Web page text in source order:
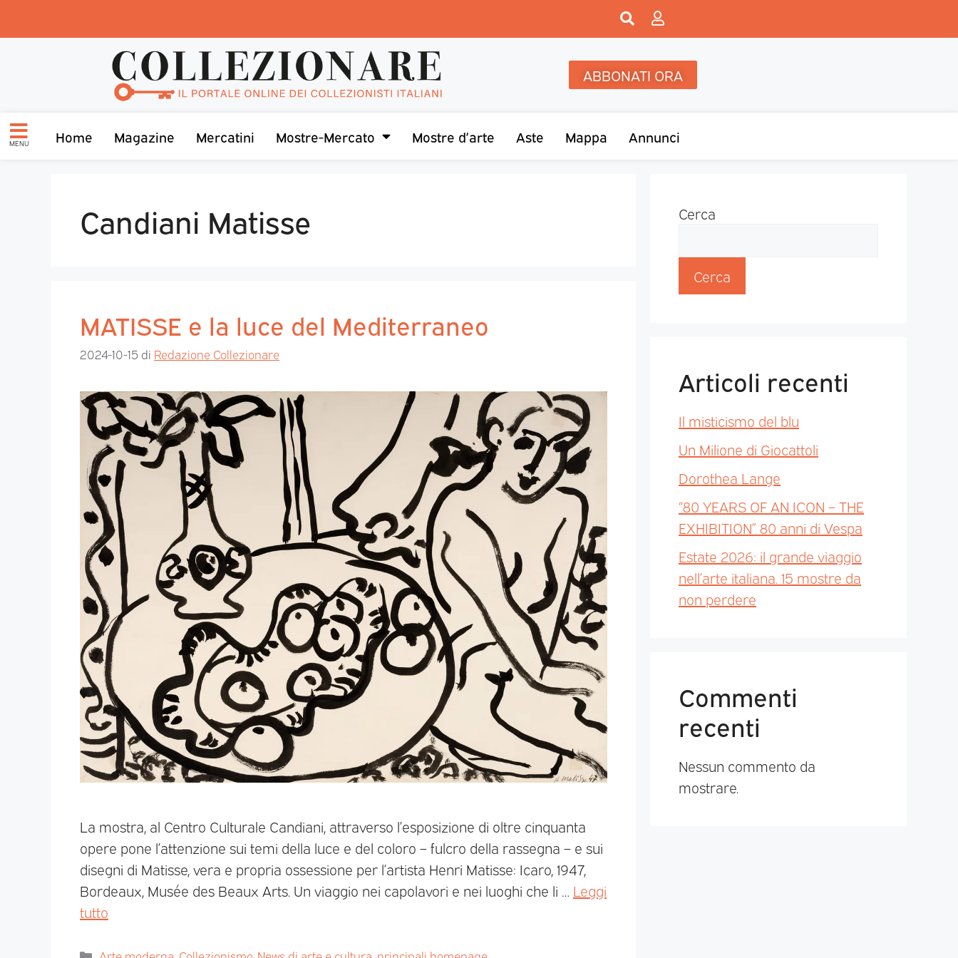
ABBONATI ORA
MENU Home Magazine Mercatini Mostre-Mercato Mostre d’arte Aste Mappa Annunci
Candiani Matisse
MATISSE e la luce del Mediterraneo
2024-10-15 di Redazione Collezionare
La mostra, al Centro Culturale Candiani, attraverso l’esposizione di oltre cinquanta
opere pone l’attenzione sui temi della luce e del coloro – fulcro della rassegna – e sui
disegni di Matisse, vera e propria ossessione per l’artista Henri Matisse: Icaro, 1947,
Bordeaux, Musée des Beaux Arts. Un viaggio nei capolavori e nei luoghi che li … Leggi
tutto
Cerca
Cerca
Articoli recenti
Il misticismo del blu
Un Milione di Giocattoli
Dorothea Lange
“80 YEARS OF AN ICON – THE
EXHIBITION” 80 anni di Vespa
Estate 2026: il grande viaggio
nell’arte italiana. 15 mostre da
non perdere
Commenti
recenti
Nessun commento da
mostrare.